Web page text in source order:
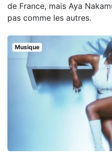
de France, mais Aya
pas comme les autres.
Musique